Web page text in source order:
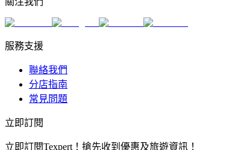
服務支援
聯絡我們
分店指南
常見問題
立即訂閱
立即訂閱Texpert！搶先收到優惠及旅遊資訊！